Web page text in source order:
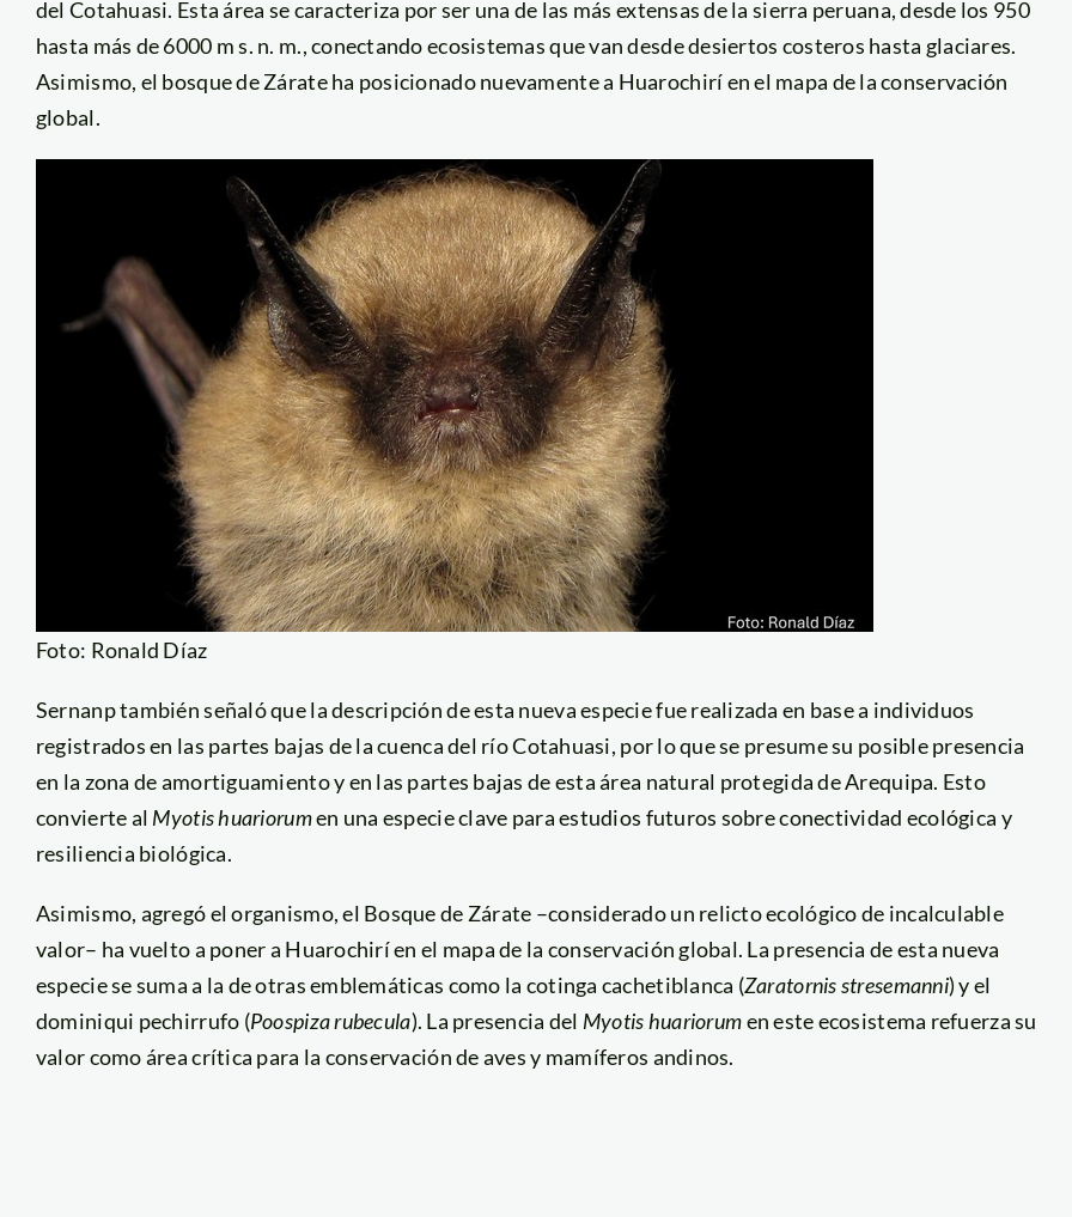
del Cotahuasi. Esta área se caracteriza por ser una de las más extensas de la sierra peruana, desde los 950
hasta más de 6000 m s. n. m., conectando ecosistemas que van desde desiertos costeros hasta glaciares.
Asimismo, el bosque de Zárate ha posicionado nuevamente a Huarochirí en el mapa de la conservación
global.
Foto: Ronald Díaz
Sernanp también señaló que la descripción de esta nueva especie fue realizada en base a individuos
registrados en las partes bajas de la cuenca del río Cotahuasi, por lo que se presume su posible presencia
en la zona de amortiguamiento y en las partes bajas de esta área natural protegida de Arequipa. Esto
convierte al Myotis huariorumen una especie clave para estudios futuros sobre conectividad ecológica y
resiliencia biológica.
Asimismo, agregó el organismo, el Bosque de Zárate –considerado un relicto ecológico de incalculable
valor– ha vuelto a poner a Huarochirí en el mapa de la conservación global. La presencia de esta nueva
especie se suma a la de otras emblemáticas como la cotinga cachetiblanca (Zaratornis stresemanni) y el
dominiqui pechirrufo (Poospiza rubecula). La presencia del Myotis huariorumen este ecosistema refuerza su
valor como área crítica para la conservación de aves y mamíferos andinos.